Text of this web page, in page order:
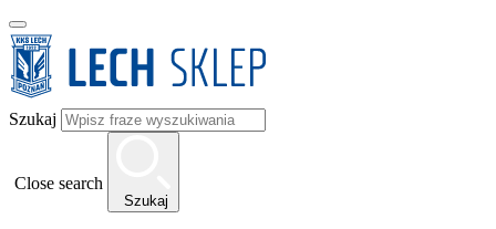
Szukaj
Close search
Szukaj